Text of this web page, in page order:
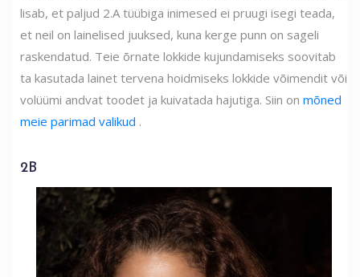
lisab, et paljud 2.A tüübiga inimesed ei pruugi isegi teada,
et neil on lainelised juuksed, kuna kerge punn on sageli
raskendatud. Teie õrnate lokkide kujundamiseks soovitab
ta kasutada lainet tervena hoidmiseks lokkide võimendit või
volüümi andvat toodet ja kuivatada hajutiga. Siin on mõned
meie parimad valikud .
2B